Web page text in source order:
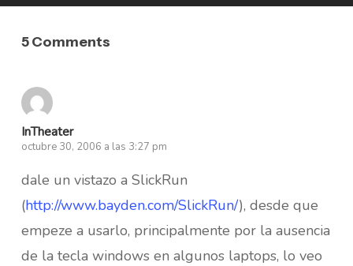
5 Comments
InTheater
octubre 30, 2006 a las 3:27 pm
dale un vistazo a SlickRun
(http://www.bayden.com/SlickRun/), desde que
empeze a usarlo, principalmente por la ausencia
de la tecla windows en algunos laptops, lo veo